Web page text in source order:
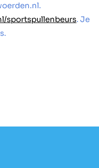
sportspullenbeurs. Je